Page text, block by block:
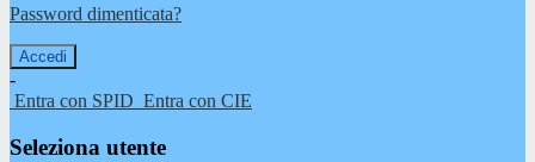
Password dimenticata?
-
Entra con SPID Entra con CIE
Seleziona utente